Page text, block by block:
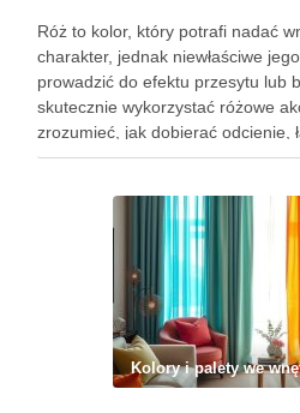
Róż to kolor, który potrafi nadać
charakter, jednak niewłaściwe
prowadzić do efektu przesytu lub
skutecznie wykorzystać różowe
zrozumieć, jak dobierać odcienie,
oraz wybierać odpowiednie
Kolory i palety we